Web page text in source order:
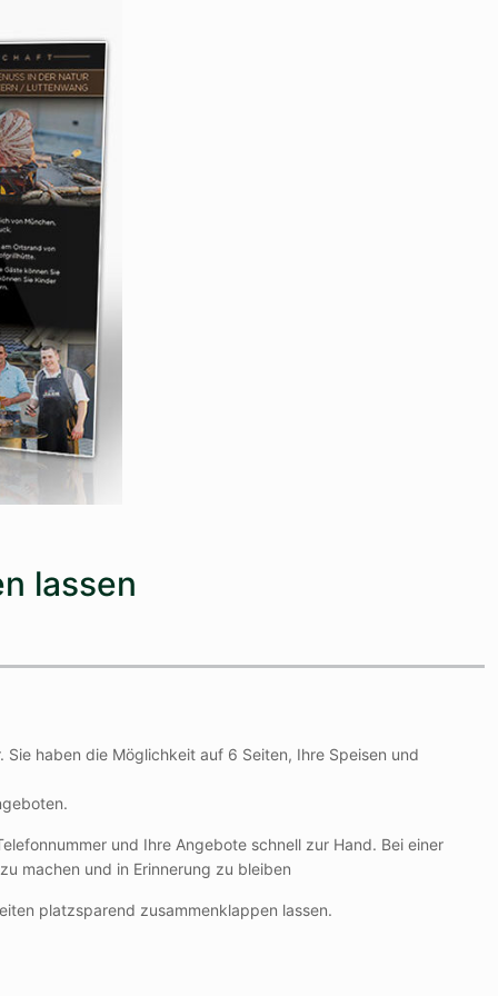
lassen
haben die Möglichkeit auf 6 Seiten, Ihre Speisen und
und Ihre Angebote schnell zur Hand. Bei einer
machen und in Erinnerung zu bleiben
platzsparend zusammenklappen lassen.